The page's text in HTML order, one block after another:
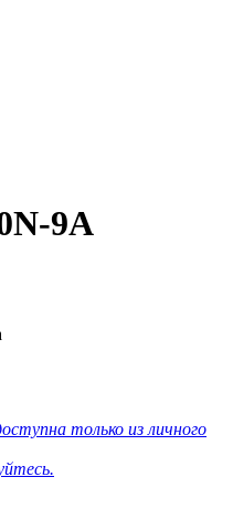
9A
только из личного